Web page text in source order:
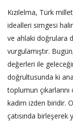
Kızılelma, Türk
idealleri simgesi
ve ahlaki doğrulara
vurgulamıştır.
değerleri ile
doğrultusunda ki
toplumun
kadim izden biridir.
çatısında